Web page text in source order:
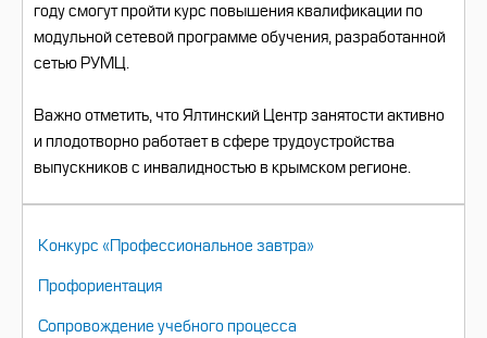
году смогут пройти курс повышения квалификации по
модульной сетевой программе обучения, разработанной
сетью РУМЦ.
Важно отметить, что Ялтинский Центр занятости активно
и плодотворно работает в сфере трудоустройства
выпускников с инвалидностью в крымском регионе.
Конкурс «Профессиональное завтра»
Профориентация
Сопровождение учебного процесса